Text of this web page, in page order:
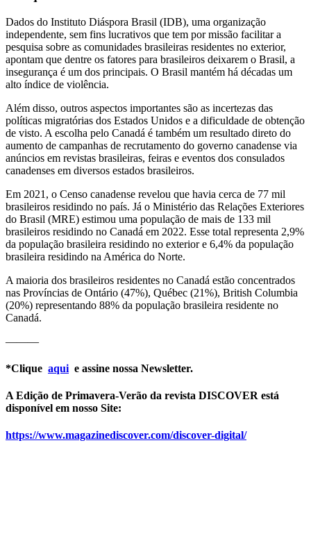
Dados do Instituto Diáspora Brasil (IDB), uma organização
independente, sem fins lucrativos que tem por missão facilitar a
pesquisa sobre as comunidades brasileiras residentes no exterior,
apontam que dentre os fatores para brasileiros deixarem o Brasil, a
insegurança é um dos principais. O Brasil mantém há décadas um
alto índice de violência.
Além disso, outros aspectos importantes são as incertezas das
políticas migratórias dos Estados Unidos e a dificuldade de obtenção
de visto. A escolha pelo Canadá é também um resultado direto do
aumento de campanhas de recrutamento do governo canadense via
anúncios em revistas brasileiras, feiras e eventos dos consulados
canadenses em diversos estados brasileiros.
Em 2021, o Censo canadense revelou que havia cerca de 77 mil
brasileiros residindo no país. Já o Ministério das Relações Exteriores
do Brasil (MRE) estimou uma população de mais de 133 mil
brasileiros residindo no Canadá em 2022. Esse total representa 2,9%
da população brasileira residindo no exterior e 6,4% da população
brasileira residindo na América do Norte.
A maioria dos brasileiros residentes no Canadá estão concentrados
nas Províncias de Ontário (47%), Québec (21%), British Columbia
(20%) representando 88% da população brasileira residente no
Canadá.
———
*Clique aqui e assine nossa Newsletter.
A Edição de Primavera-Verão da revista DISCOVER está
disponível em nosso Site:
https://www.magazinediscover.com/discover-digital/